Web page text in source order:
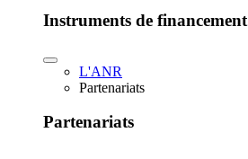
Instruments de financement
L'ANR
Partenariats
Partenariats